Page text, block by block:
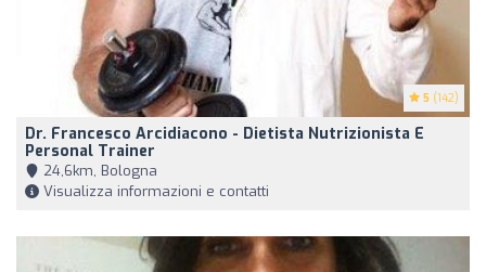
5 (142)
Dr. Francesco Arcidiacono - Dietista Nutrizionista E
Personal Trainer
24,6km, Bologna
Visualizza informazioni e contatti